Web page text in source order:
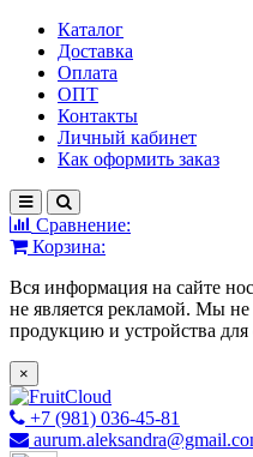
Каталог
Доставка
Оплата
ОПТ
Контакты
Личный кабинет
Как оформить заказ
Сравнение:
Корзина:
Вся информация на сайте
не является рекламой. Мы
продукцию и устройства
×
+7 (981) 036-45-81